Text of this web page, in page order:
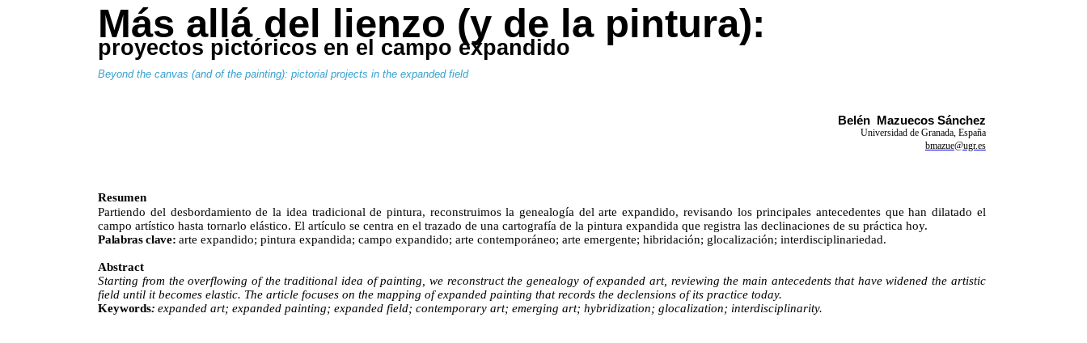
Más allá del lienzo (y de la pintura):
proyectos pictóricos en el campo expandido
Beyond the canvas (and of the painting): pictorial projects in the expanded field
Belén MazuecosSánchez
Universidad de Granada, España
bmazue@ugr.es
Resumen
Partiendo del desbordamiento de la idea tradicional de pintura, reconstruimos la genealogía del arte expandido, revisando los principales antecedentes que han dilatado el
campo artístico hasta tornarlo elástico. El artículo se centra en el trazado de una cartografía de la pintura expandida que registra las declinaciones de su práctica hoy.
Palabras clave:arte expandido; pintura expandida; campo expandido; arte contemporáneo; arte emergente; hibridación; glocalización; interdisciplinariedad.
Abstract
Starting from the overflowing of the traditional idea of painting, we reconstruct the genealogy of expanded art, reviewing the main antecedents that have widened the artistic
field until it becomes elastic. The article focuses on the mapping of expanded painting that records the declensions of its practice today.
Keywords:expanded art; expanded painting; expanded field; contemporary art; emerging art; hybridization; glocalization; interdisciplinarity.